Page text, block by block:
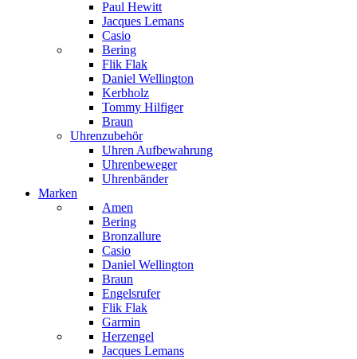
Paul Hewitt
Jacques Lemans
Casio
Bering
Flik Flak
Daniel Wellington
Kerbholz
Tommy Hilfiger
Braun
Uhrenzubehör
Uhren Aufbewahrung
Uhrenbeweger
Uhrenbänder
Marken
Amen
Bering
Bronzallure
Casio
Daniel Wellington
Braun
Engelsrufer
Flik Flak
Garmin
Herzengel
Jacques Lemans